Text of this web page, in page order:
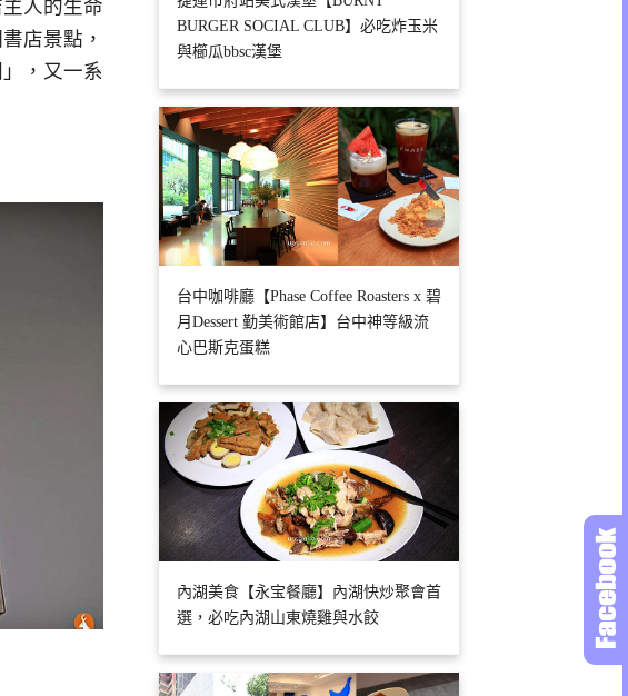
人的生命
店景點，
，又一系
BURGER SOCIAL CLUB】必吃炸玉米
與櫛瓜bbsc漢堡
台中咖啡廳【Phase Coffee Roasters x 碧
月Dessert 勤美術館店】台中神等級流
心巴斯克蛋糕
內湖美食【永宝餐廳】內湖快炒聚會首
選，必吃內湖山東燒雞與水餃